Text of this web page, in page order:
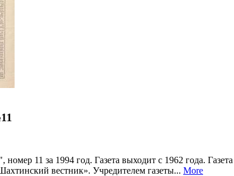
номер 11 за 1994 год. Газета выходит с 1962 года.
вестник». Учредителем газеты... More